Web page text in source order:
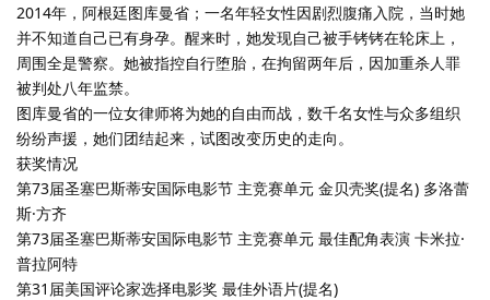
2014年，阿根廷图库曼省；一名年轻女性因剧烈腹痛入院，当时她
并不知道自己已有身孕。醒来时，她发现自己被手铐铐在轮床上，
周围全是警察。她被指控自行堕胎，在拘留两年后，因加重杀人罪
被判处八年监禁。
图库曼省的一位女律师将为她的自由而战，数千名女性与众多组织
纷纷声援，她们团结起来，试图改变历史的走向。
获奖情况
第73届圣塞巴斯蒂安国际电影节 主竞赛单元 金贝壳奖(提名) 多洛蕾
斯·方齐
第73届圣塞巴斯蒂安国际电影节 主竞赛单元 最佳配角表演 卡米拉·
普拉阿特
第31届美国评论家选择电影奖 最佳外语片(提名)